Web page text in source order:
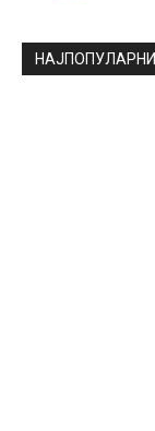
НАЈПОПУЛАРНИ